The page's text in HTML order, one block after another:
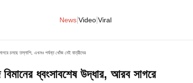
News Video Viral
চলছে তল্লাশি, এখনও পর্যন্ত খোঁজ নেই যাত্রীদের
ধ্বংসাবশেষ উদ্ধার, আরব সাগরে